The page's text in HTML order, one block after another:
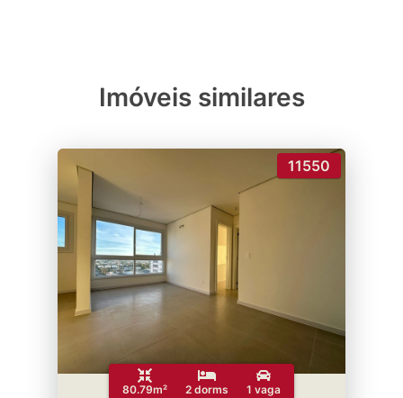
Imóveis similares
11550
80.79m² 2 dorms
1 vaga